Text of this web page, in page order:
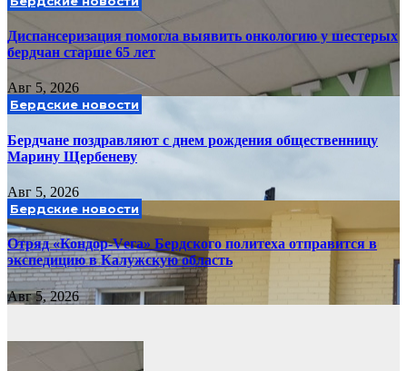
Диспансеризация помогла выявить онкологию у шестерых
бердчан старше 65 лет
Авг 5, 2026
Бердские новости
Бердчане поздравляют с днем рождения общественницу
Марину Щербеневу
Авг 5, 2026
Бердские новости
Отряд «Кондор-Vега» Бердского политеха отправится в
экспедицию в Калужскую область
Авг 5, 2026